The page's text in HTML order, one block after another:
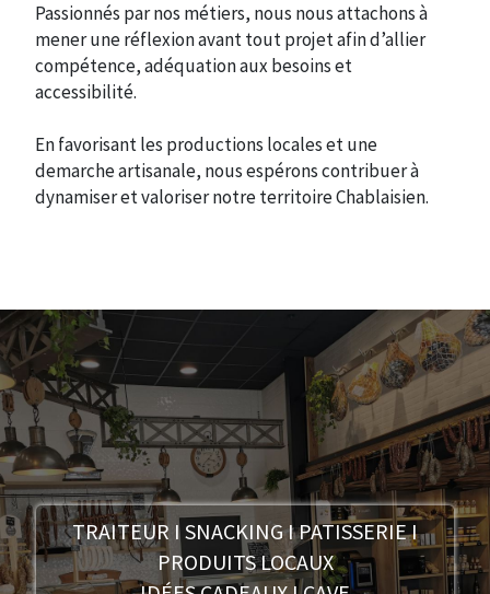
Passionnés par nos métiers, nous nous attachons à
mener une réflexion avant tout projet afin d’allier
compétence, adéquation aux besoins et
accessibilité.
En favorisant les productions locales et une
demarche artisanale, nous espérons contribuer à
dynamiser et valoriser notre territoire Chablaisien.
TRAITEUR I SNACKING I PATISSERIE I
PRODUITS LOCAUX